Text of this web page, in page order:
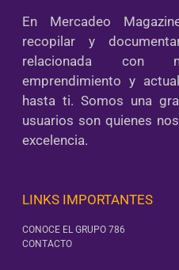
En Mercadeo
recopilar y
relacionada con
emprendimiento y
hasta ti. Somos una
usuarios son quienes
excelencia.
LINKS IMPORTANTES
CONOCE EL GRUPO 786
CONTACTO